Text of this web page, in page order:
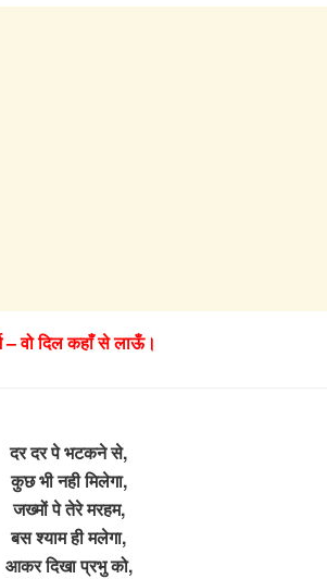
– वो दिल कहाँ से लाऊँ।
दर दर पे भटकने से,
कुछ भी नही मिलेगा,
जख्मों पे तेरे मरहम,
बस श्याम ही मलेगा,
आकर दिखा प्रभु को,